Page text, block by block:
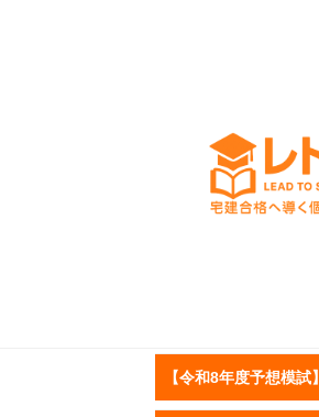
【令和8年度予想模試】